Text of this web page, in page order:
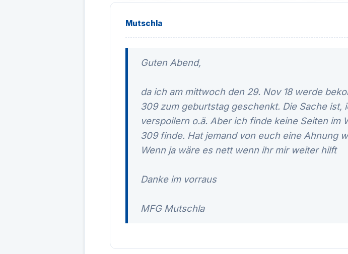
Mutschla
Guten Abend,
da ich am mittwoch den 29. Nov 18 werde
309 zum geburtstag geschenkt. Die Sache
verspoilern o.ä. Aber ich finde keine Seiten im
309 finde. Hat jemand von euch eine Ahnung
Wenn ja wäre es nett wenn ihr mir weiter hilft
Danke im vorraus
MFG Mutschla